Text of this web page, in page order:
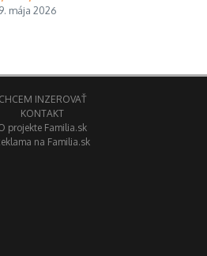
mája 2026
CHCEM INZEROVAŤ
KONTAKT
projekte Familia.sk
na Familia.sk